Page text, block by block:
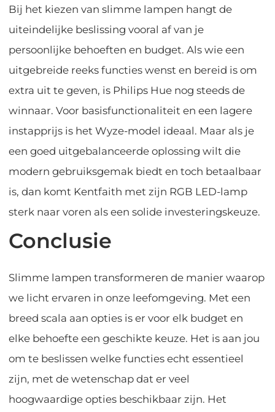
Bij het kiezen van slimme lampen hangt de
uiteindelijke beslissing vooral af van je
persoonlijke behoeften en budget. Als wie een
uitgebreide reeks functies wenst en bereid is om
extra uit te geven, is Philips Hue nog steeds de
winnaar. Voor basisfunctionaliteit en een lagere
instapprijs is het Wyze-model ideaal. Maar als je
een goed uitgebalanceerde oplossing wilt die
modern gebruiksgemak biedt en toch betaalbaar
is, dan komt Kentfaith met zijn RGB LED-lamp
sterk naar voren als een solide investeringskeuze.
Conclusie
Slimme lampen transformeren de manier waarop
we licht ervaren in onze leefomgeving. Met een
breed scala aan opties is er voor elk budget en
elke behoefte een geschikte keuze. Het is aan jou
om te beslissen welke functies echt essentieel
zijn, met de wetenschap dat er veel
hoogwaardige opties beschikbaar zijn. Het